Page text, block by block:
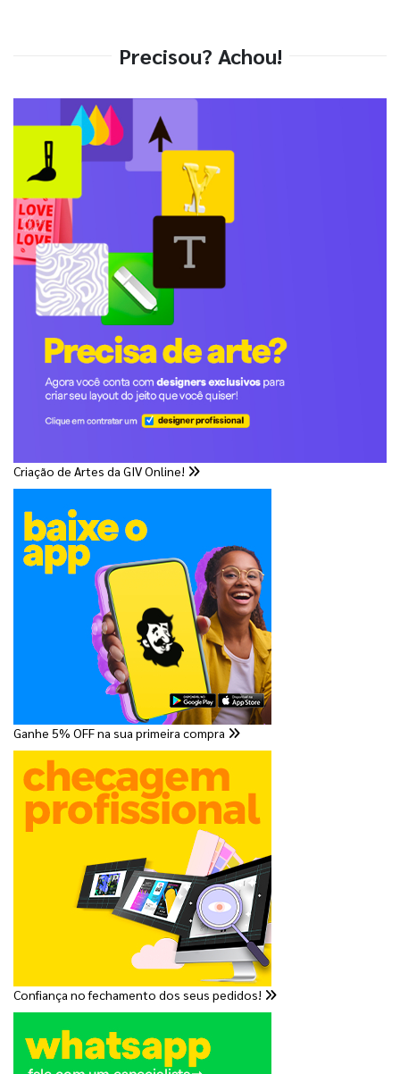
Precisou? Achou!
Criação de Artes da GIV Online!
Ganhe 5% OFF na sua primeira compra
Confiança no fechamento dos seus pedidos!